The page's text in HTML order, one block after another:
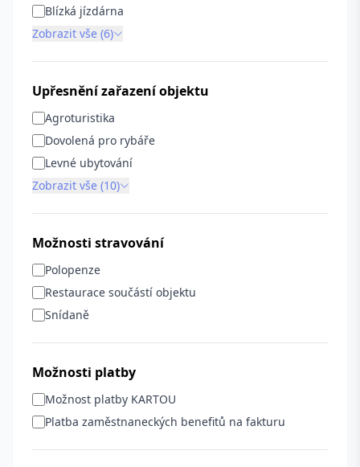
Blízká jízdárna
Zobrazit vše (6)
Upřesnění zařazení objektu
Agroturistika
Dovolená pro rybáře
Levné ubytování
Zobrazit vše (10)
Možnosti stravování
Polopenze
Restaurace součástí objektu
Snídaně
Možnosti platby
Možnost platby KARTOU
Platba zaměstnaneckých benefitů na fakturu